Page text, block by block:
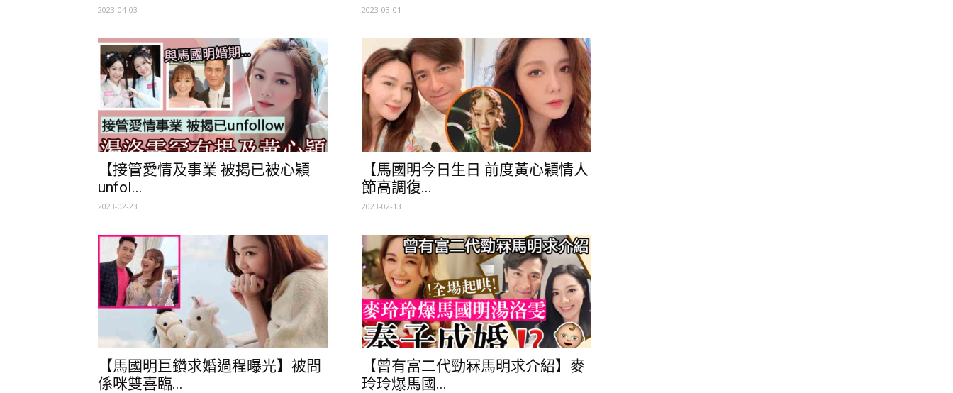
2023-04-03 2023-03-01
【接管愛情及事業 被揭已被心穎
unfol...
2023-02-23
【馬國明今日生日 前度黃心穎情人
節高調復...
2023-02-13
【馬國明巨鑽求婚過程曝光】被問
係咪雙喜臨...
【曾有富二代勁冧馬明求介紹】麥
玲玲爆馬國...